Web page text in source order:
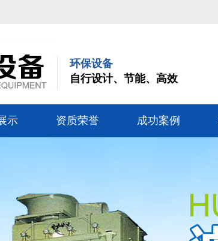
环保设备
自行设计、节能、高效
示 资质荣誉 成功案例